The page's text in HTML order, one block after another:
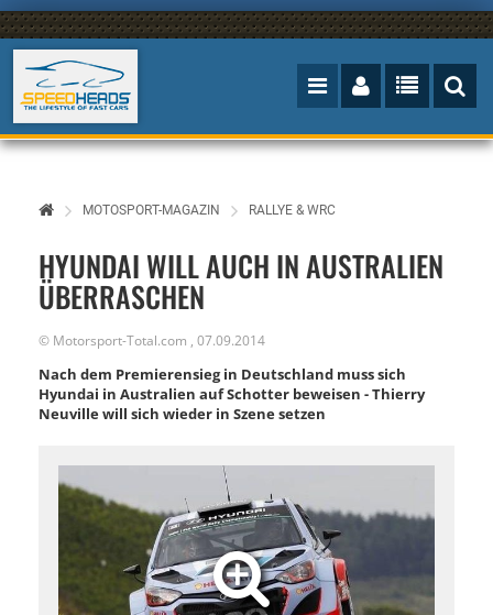
MOTOSPORT-MAGAZIN RALLYE & WRC
HYUNDAI WILL AUCH IN AUSTRALIEN
ÜBERRASCHEN
© Motorsport-Total.com , 07.09.2014
Nach dem Premierensieg in Deutschland muss sich
Hyundai in Australien auf Schotter beweisen - Thierry
Neuville will sich wieder in Szene setzen